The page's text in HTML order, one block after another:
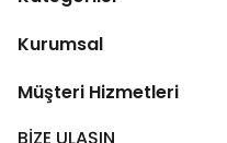
Kurumsal
Müşteri Hizmetleri